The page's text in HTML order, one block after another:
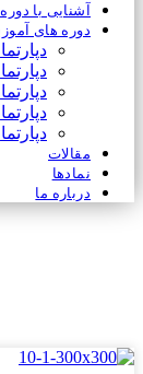
آشنایی با
دوره های
مقالات
نمادها
درباره ما